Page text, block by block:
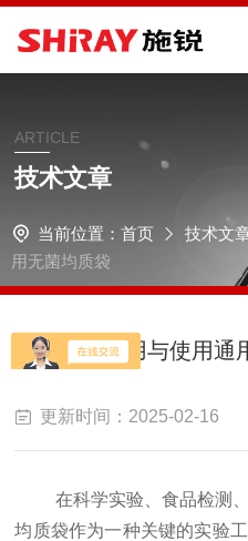
ARTICLE
技术文章
当前位置： 首页 技术文
用无菌均质袋
如何正确选用与使用通
更新时间：2025-02-16
在科学实验、食品检测、
均质袋作为一种关键的实验